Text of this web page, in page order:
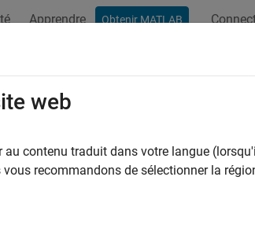
Apprendre Obtenir MATLAB
How
web
au contenu traduit dans votre langue
vous recommandons de sélectionner la